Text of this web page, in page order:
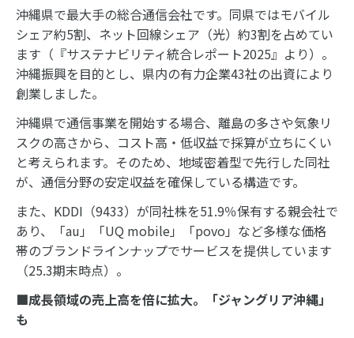
沖縄県で最大手の総合通信会社です。同県ではモバイル
シェア約5割、ネット回線シェア（光）約3割を占めてい
ます（『サステナビリティ統合レポート2025』より）。
沖縄振興を目的とし、県内の有力企業43社の出資により
創業しました。
沖縄県で通信事業を開始する場合、離島の多さや気象リ
スクの高さから、コスト高・低収益で採算が立ちにくい
と考えられます。そのため、地域密着型で先行した同社
が、通信分野の安定収益を確保している構造です。
また、KDDI（9433）が同社株を51.9％保有する親会社で
あり、「au」「UQ mobile」「povo」など多様な価格
帯のブランドラインナップでサービスを提供しています
（25.3期末時点）。
■成長領域の売上高を倍に拡大。「ジャングリア沖縄」
も